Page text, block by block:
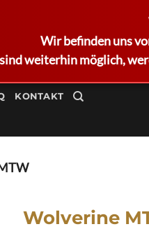
Wir befinden uns
weiterhin möglich,
KONTAKT
Wolverine